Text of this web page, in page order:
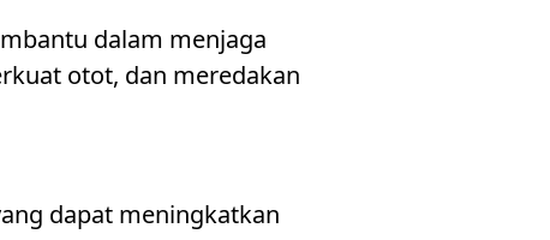
dalam menjaga
otot, dan meredakan
dapat meningkatkan